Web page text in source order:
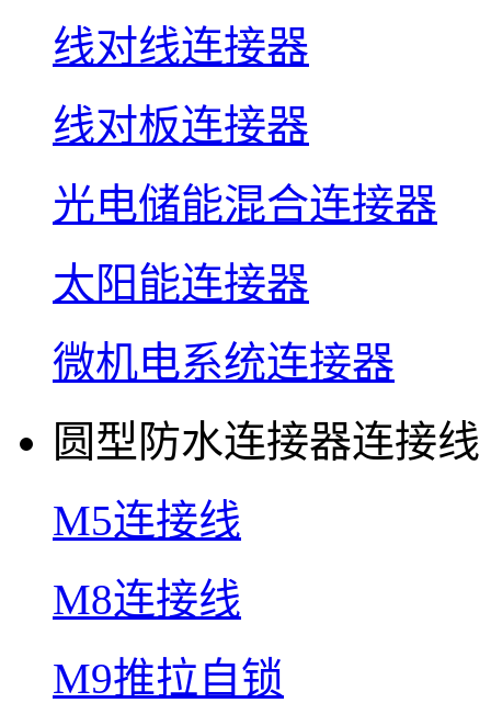
线对线连接器
线对板连接器
光电储能混合连接器
太阳能连接器
微机电系统连接器
圆型防水连接器连接线
M5连接线
M8连接线
M9推拉自锁